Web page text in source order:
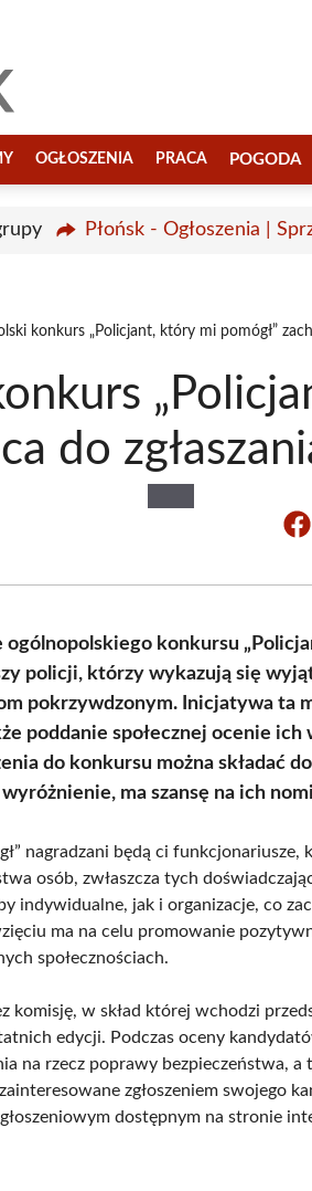
OGŁOSZENIA PRACA POGODA
Płońsk - Ogłoszenia |
konkurs „Policjant, który mi pomógł”
do
ogólnopolskiego konkursu
policji, którzy wykazują się
pokrzywdzonym. Inicjatywa ta
poddanie społecznej ocenie ich
do konkursu można składać
ma szansę na ich
nagradzani będą ci funkcjonariusze,
osób, zwłaszcza tych
indywidualne, jak i organizacje, co
ma na celu promowanie
społecznościach.
komisję, w skład której wchodzi
edycji. Podczas oceny
na rzecz poprawy bezpieczeństwa,
zgłoszeniem swojego
dostępnym na stronie